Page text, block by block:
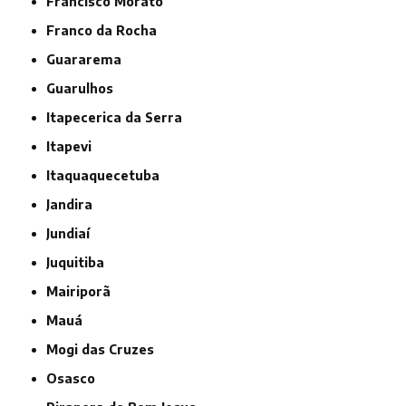
Franco da Rocha
Guararema
Guarulhos
Itapecerica da Serra
Itapevi
Itaquaquecetuba
Jandira
Jundiaí
Juquitiba
Mairiporã
Mauá
Mogi das Cruzes
Osasco